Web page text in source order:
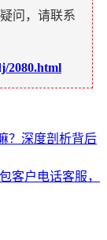
问，请联系
2080.html
？深度剖析背后
客户电话客服，